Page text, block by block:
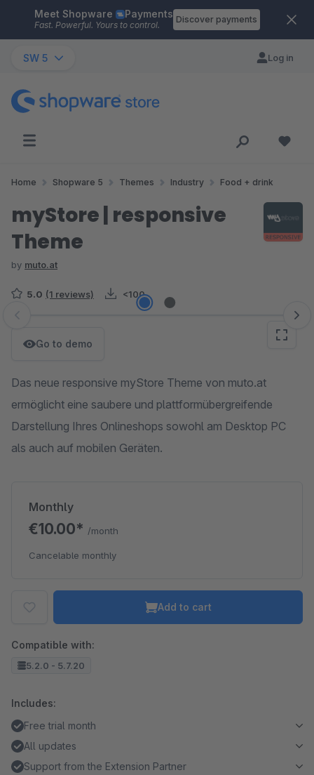
Skip to main content
Meet Shopware Payments
Fast. Powerful. Yours to control.
Discover payments
SW 5 Log in
Home Shopware 5 Themes Industry Food + drink
myStore | responsive
Theme
by muto.at
5.0 (1 reviews) <100
Skip image gallery
Go to demo
Das neue responsive myStore Theme von muto.at
ermöglicht eine saubere und plattformübergreifende
Darstellung Ihres Onlineshops sowohl am Desktop PC
als auch auf mobilen Geräten.
Monthly
€10.00* /month
Cancelable monthly
Add to cart
Compatible with:
5.2.0 - 5.7.20
Includes:
Free trial month
All updates
Support from the Extension Partner